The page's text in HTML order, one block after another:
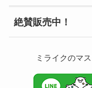
絶賛販売中！
ミライクのマ